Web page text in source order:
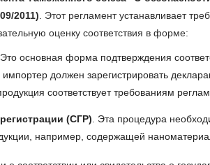
2011) . Этот регламент устанавливает
оценку соответствия в форме:
. Это основная форма подтверждения
должен зарегистрировать
соответствует требованиям
(СГР) . Эта процедура
например, содержащей